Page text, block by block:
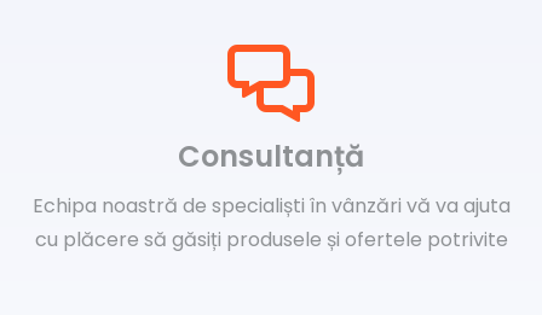
Consultanță
Echipa noastră de specialiști în vânzări vă va ajuta
cu plăcere să găsiți produsele și ofertele potrivite